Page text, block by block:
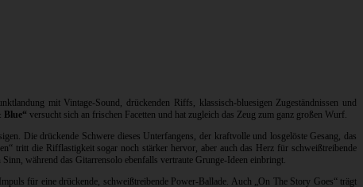
mit Vintage-Sound, drückenden Riffs, klassisch-bluesigen Zugeständnissen und
Blue“ versucht sich an frischen Facetten und hat zugleich das Zeug zum ganz großen Wurf.
Die drückende Schwere dieses Unterfangens, der kraftvolle und losgelöste Gesang, das
tritt die Rifflastigkeit sogar noch stärker hervor, aber auch das Herz für schweißtreibende
Sinn, während das Gitarrensolo ebenfalls vertraute Grunge-Ideen einbringt.
für eine drückende, schweißtreibende Power-Ballade. Auch „On The Story Goes“ trägt